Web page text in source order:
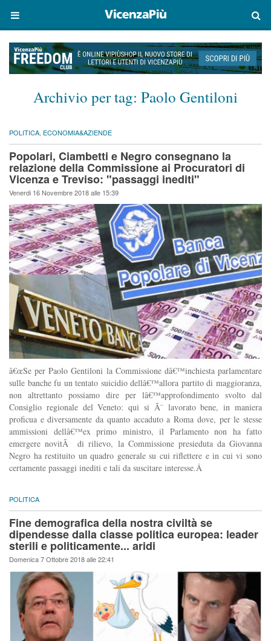
Archivio per tag: Paolo Gentiloni
POLITICA, ECONOMIA&AZIENDE
Popolari, Ciambetti e Negro consegnano la
relazione della Commissione ai Procuratori di
Vicenza e Treviso: "passaggi inediti"
Venerdi 16 Novembre 2018 alle 15:39
â€œSe per Paolo Gentiloni la Commissione dâ€™inchiesta parlamentare
sulle banche fu un tentato suicidio dellâ€™allora partito di maggioranza,
non altrettanto possiamo dire per lâ€™approfondimento svolto dal
Consiglio regionale del Veneto: qui si Ã¨ lavorato bene, in maniera
proficua e diversamente da quanto accaduto a Roma dove, per le stesse
ammissioni dellâ€™ex primo ministro, il Parlamento non ha fatto
emergere novitÃ di rilievo, la Commissione presieduta da Giovanna
Negro ha restituito un quadro generale su cui riflettere e in cui vi sono
certamente passaggi inediti e tali da suscitare interesse.Â
POLITICA
Fine demografica della nostra civiltà se
dipendesse dalla classe politica europea: leader
sterili e politicamente... aridi
Domenica 7 Ottobre 2018 alle 22:41